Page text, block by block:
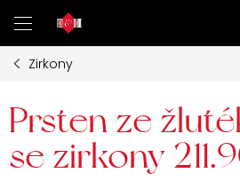
na
obsah
Zirkony
Prsten ze
se zirkony